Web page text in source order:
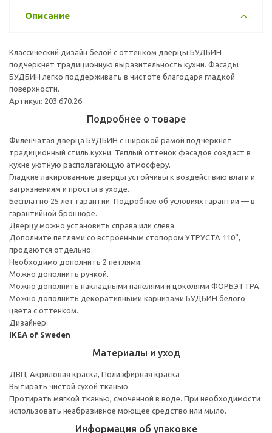
Описание
Классический дизайн белой с оттенком дверцы БУДБИН
подчеркнет традиционную выразительность кухни. Фасады
БУДБИН легко поддерживать в чистоте благодаря гладкой
поверхности.
Артикул: 203.670.26
Подробнее о товаре
Филенчатая дверца БУДБИН с широкой рамой подчеркнет
традиционный стиль кухни. Теплый оттенок фасадов создаст в
кухне уютную располагающую атмосферу.
Гладкие лакированные дверцы устойчивы к воздействию влаги и
загрязнениям и просты в уходе.
Бесплатно 25 лет гарантии. Подробнее об условиях гарантии — в
гарантийной брошюре.
Дверцу можно установить справа или слева.
Дополните петлями со встроенным стопором УТРУСТА 110°,
продаются отдельно.
Необходимо дополнить 2 петлями.
Можно дополнить ручкой.
Можно дополнить накладными панелями и цоколями ФОРБЭТТРА.
Можно дополнить декоративными карнизами БУДБИН белого
цвета с оттенком.
Дизайнер:
IKEA of Sweden
Материалы и уход
ДВП, Акриловая краска, Полиэфирная краска
Вытирать чистой сухой тканью.
Протирать мягкой тканью, смоченной в воде. При необходимости
использовать неабразивное моющее средство или мыло.
Информация об упаковке